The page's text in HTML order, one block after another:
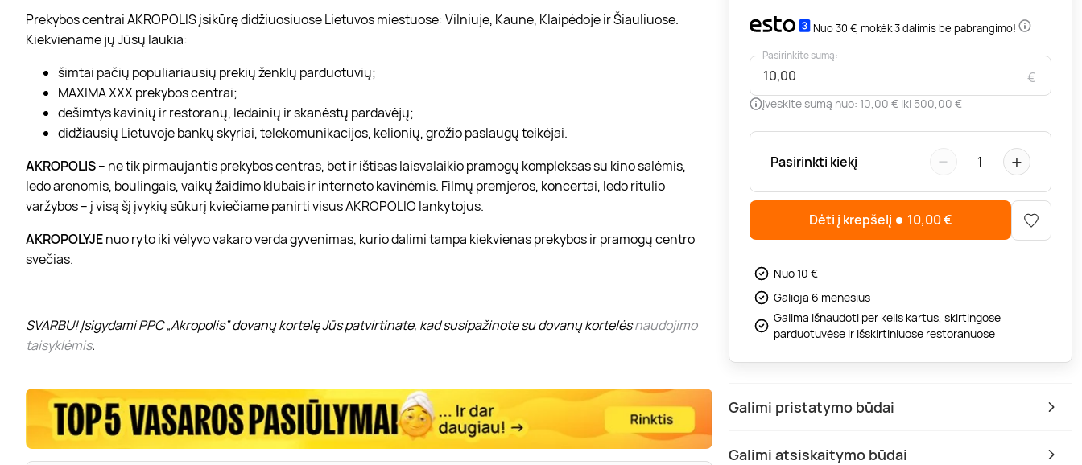
Nuo 30 €, mokėk 3 dalimis be pabrangimo!
€
Pasirinkite sumą:
Įveskite sumą nuo: 10,00 € iki 500,00 €
Pasirinkti kiekį − 1 +
Dėti į krepšelį 10,00€
Nuo 10 €
Galioja 6 mėnesius
Galima išnaudoti per kelis kartus, skirtingose
parduotuvėse ir išskirtiniuose restoranuose
Galimi pristatymo būdai
Galimi atsiskaitymo būdai
Prekybos centrai AKROPOLIS įsikūrę didžiuosiuose Lietuvos miestuose: Vilniuje, Kaune, Klaipėdoje ir Šiauliuose.
Kiekviename jų Jūsų laukia:
šimtai pačių populiariausių prekių ženklų parduotuvių;
MAXIMA XXX prekybos centrai;
dešimtys kavinių ir restoranų, ledainių ir skanėstų pardavėjų;
didžiausių Lietuvoje bankų skyriai, telekomunikacijos, kelionių, grožio paslaugų teikėjai.
AKROPOLIS– ne tik pirmaujantis prekybos centras, bet ir ištisas laisvalaikio pramogų kompleksas su kino salėmis,
ledo arenomis, boulingais, vaikų žaidimo klubais ir interneto kavinėmis. Filmų premjeros, koncertai, ledo ritulio
varžybos – į visą šį įvykių sūkurį kviečiame panirti visus AKROPOLIO lankytojus.
AKROPOLYJEnuo ryto iki vėlyvo vakaro verda gyvenimas, kurio dalimi tampa kiekvienas prekybos ir pramogų centro
svečias.
SVARBU! Įsigydami PPC „Akropolis” dovanų kortelę Jūs patvirtinate, kad susipažinote su dovanų kortelėsnaudojimo
taisyklėmis.